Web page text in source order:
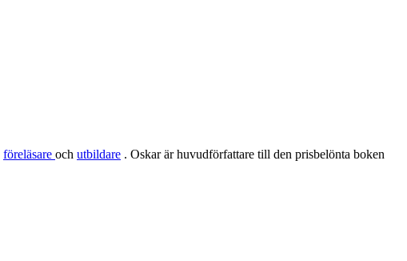
föreläsare och utbildare . Oskar är huvudförfattare till den prisbelönta boken